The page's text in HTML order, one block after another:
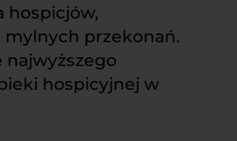
hospicjów,
przekonań.
najwyższego
hospicyjnej w